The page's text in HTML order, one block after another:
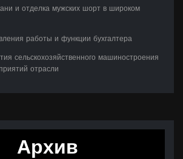
и отделка мужских шорт в широком
работы и функции бухгалтера
сельскохозяйственного машиностроения
отрасли
Архив